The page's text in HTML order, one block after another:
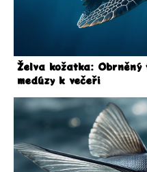
Želva kožatka:
medúzy k večeři